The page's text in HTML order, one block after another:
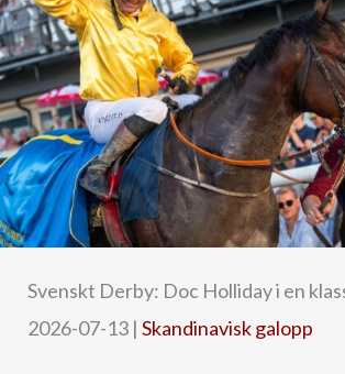
Svenskt Derby: Doc Holliday i en
2026-07-13 | Skandinavisk galopp